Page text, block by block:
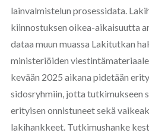
lainvalmistelun prosessidata.
kiinnostuksen oikea-aikaisuutta
dataa muun muassa Lakitutkan
ministeriöiden
kevään 2025 aikana pidetään
sidosryhmiin, jotta tutkimukseen
erityisen onnistuneet sekä
lakihankkeet. Tutkimushanke